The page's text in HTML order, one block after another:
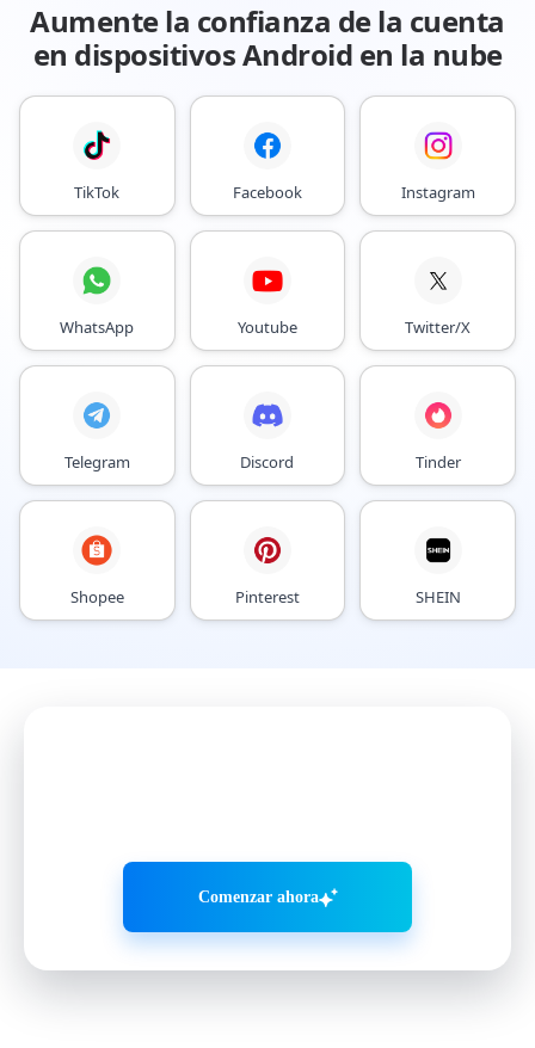
Aumente la confianza de la cuenta
en dispositivos Android en la nube
TikTok Facebook Instagram
WhatsApp Youtube Twitter/X
Telegram Discord Tinder
Shopee Pinterest SHEIN
Comenzar ahora